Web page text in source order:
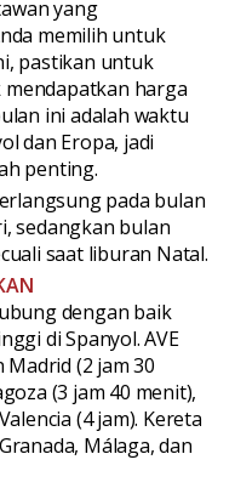
yang
memilih untuk
pastikan untuk
harga
ini adalah waktu
dan Eropa, jadi
penting.
pada bulan
sedangkan bulan
saat liburan Natal.
dengan baik
di Spanyol. AVE
(2 jam 30
(3 jam 40 menit),
(4 jam). Kereta
Málaga, dan